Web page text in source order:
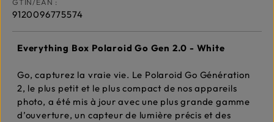
GTIN/EAN :
9120096775574
Everything Box Polaroid Go Gen 2.0 - White
Go, capturez la vraie vie. Le Polaroid Go Génération
2, le plus petit et le plus compact de nos appareils
photo, a été mis à jour avec une plus grande gamme
d’ouverture, un capteur de lumière précis et des